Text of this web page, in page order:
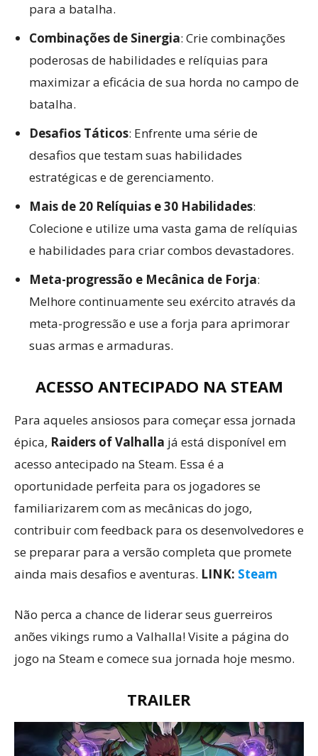
para a batalha.
Combinações de Sinergia: Crie combinações
poderosas de habilidades e relíquias para
maximizar a eficácia de sua horda no campo de
batalha.
Desafios Táticos: Enfrente uma série de
desafios que testam suas habilidades
estratégicas e de gerenciamento.
Mais de 20 Relíquias e 30 Habilidades:
Colecione e utilize uma vasta gama de relíquias
e habilidades para criar combos devastadores.
Meta-progressão e Mecânica de Forja:
Melhore continuamente seu exército através da
meta-progressão e use a forja para aprimorar
suas armas e armaduras.
ACESSO ANTECIPADO NA STEAM
Para aqueles ansiosos para começar essa jornada
épica, Raiders of Valhalla já está disponível em
acesso antecipado na Steam. Essa é a
oportunidade perfeita para os jogadores se
familiarizarem com as mecânicas do jogo,
contribuir com feedback para os desenvolvedores e
se preparar para a versão completa que promete
ainda mais desafios e aventuras. LINK: Steam
Não perca a chance de liderar seus guerreiros
anões vikings rumo a Valhalla! Visite a página do
jogo na Steam e comece sua jornada hoje mesmo.
TRAILER